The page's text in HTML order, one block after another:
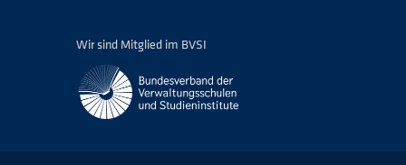
Wir sind Mitglied im BVSI